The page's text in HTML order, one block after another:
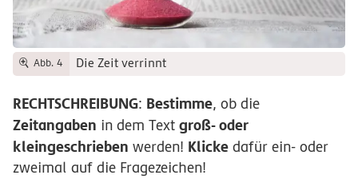
Abb. 4 Die Zeit verrinnt
RECHTSCHREIBUNG: Bestimme, ob die
Zeitangaben in dem Text groß- oder
kleingeschrieben werden! Klicke dafür ein- oder
zweimal auf die Fragezeichen!